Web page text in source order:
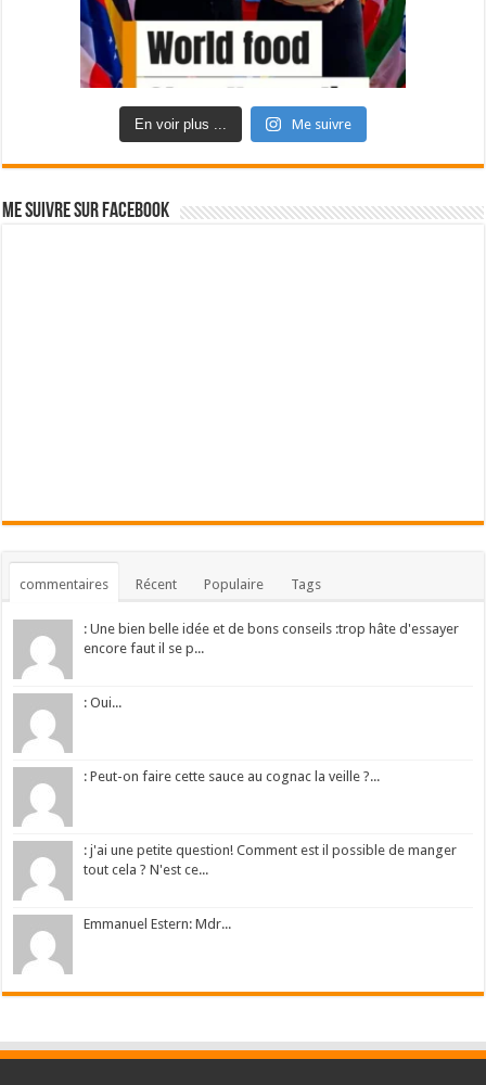
En voir plus ... Me suivre
Me suivre sur Facebook
commentaires Récent Populaire Tags
: Une bien belle idée et de bons conseils :trop hâte d'essayer
encore faut il se p...
: Oui...
: Peut-on faire cette sauce au cognac la veille ?...
: j'ai une petite question! Comment est il possible de manger
tout cela ? N'est ce...
Emmanuel Estern: Mdr...